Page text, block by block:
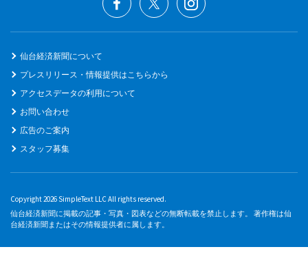
仙台経済新聞について
プレスリリース・情報提供はこちらから
アクセスデータの利用について
お問い合わせ
広告のご案内
スタッフ募集
Copyright 2026 SimpleText LLC All rights reserved.
仙台経済新聞に掲載の記事・写真・図表などの無断転載を禁止します。 著作権は仙
台経済新聞またはその情報提供者に属します。